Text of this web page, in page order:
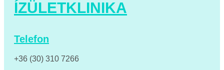
ÍZÜLETKLINIKA
Telefon
+36 (30) 310 7266